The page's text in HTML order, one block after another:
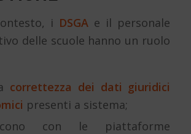
i DSGA e il personale
delle scuole hanno un ruolo
correttezza dei dati giuridici
presenti a sistema;
con le piattaforme